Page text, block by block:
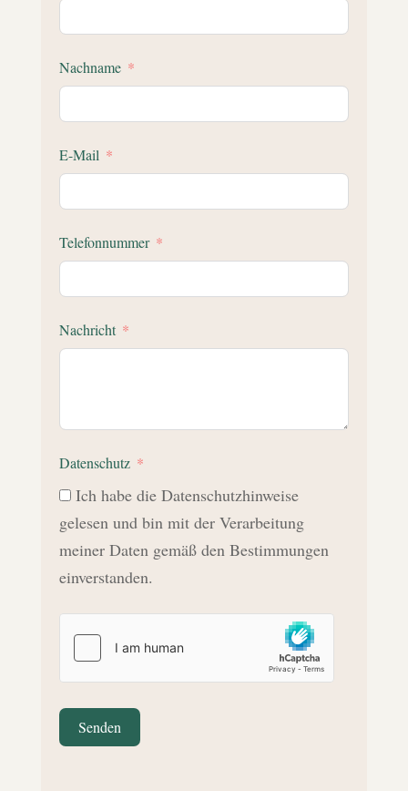
Nachname
E-Mail
Telefonnummer
Nachricht
Datenschutz
Ich habe die Datenschutzhinweise
gelesen und bin mit der Verarbeitung
meiner Daten gemäß den Bestimmungen
einverstanden.
Senden